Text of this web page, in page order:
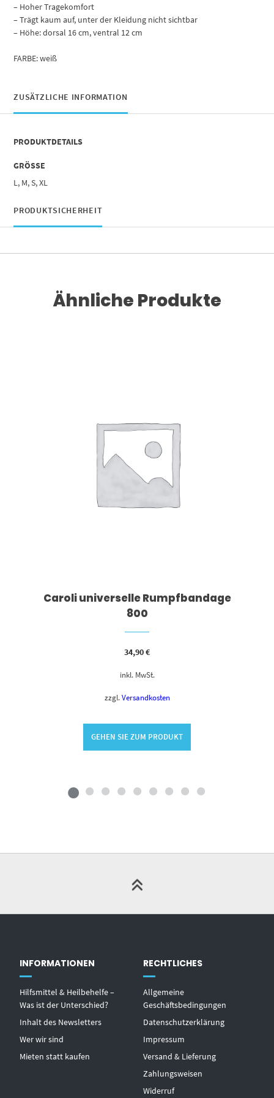
– Hoher Tragekomfort
– Trägt kaum auf, unter der Kleidung nicht sichtbar
– Höhe: dorsal 16 cm, ventral 12 cm
FARBE: weiß
ZUSÄTZLICHE INFORMATION
PRODUKTDETAILS
GRÖSSE
L, M, S, XL
PRODUKTSICHERHEIT
Ähnliche Produkte
Caroli universelle Rumpfbandage
800
34,90€
inkl. MwSt.
zzgl. Versandkosten
GEHEN SIE ZUM PRODUKT
INFORMATIONEN
Hilfsmittel & Heilbehelfe –
Was ist der Unterschied?
Inhalt des Newsletters
Wer wir sind
Mieten statt kaufen
RECHTLICHES
Allgemeine
Geschäftsbedingungen
Datenschutzerklärung
Impressum
Versand & Lieferung
Zahlungsweisen
Widerruf